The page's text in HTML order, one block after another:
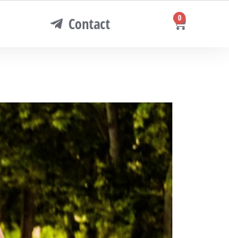
Contact 0